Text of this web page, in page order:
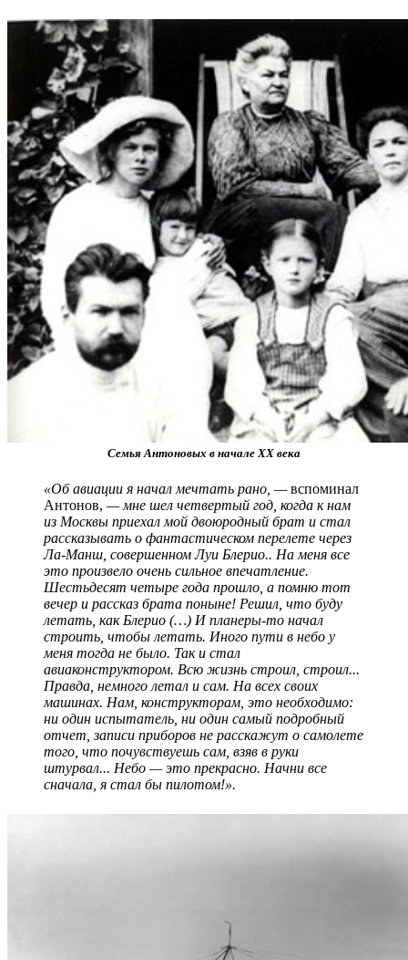
Семья Антоновых в начале ХХ века
«Об авиации я начал мечтать рано, —вспоминал
Антонов, — мне шел четвертый год, когда к нам
из Москвы приехал мой двоюродный брат и стал
рассказывать о фантастическом перелете через
Ла-Манш, совершенном Луи Блерио.. На меня все
это произвело очень сильное впечатление.
Шестьдесят четыре года прошло, а помню тот
вечер и рассказ брата поныне! Решил, что буду
летать, как Блерио (…) И планеры-то начал
строить, чтобы летать. Иного пути в небо у
меня тогда не было. Так и стал
авиаконструктором. Всю жизнь строил, строил...
Правда, немного летал и сам. На всех своих
машинах. Нам, конструкторам, это необходимо:
ни один испытатель, ни один самый подробный
отчет, записи приборов не расскажут о самолете
того, что почувствуешь сам, взяв в руки
штурвал... Небо — это прекрасно. Начни все
сначала, я стал бы пилотом!».